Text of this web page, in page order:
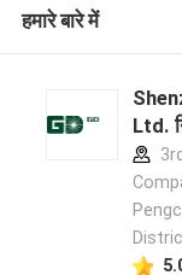
हमारे बारे में
Ltd.